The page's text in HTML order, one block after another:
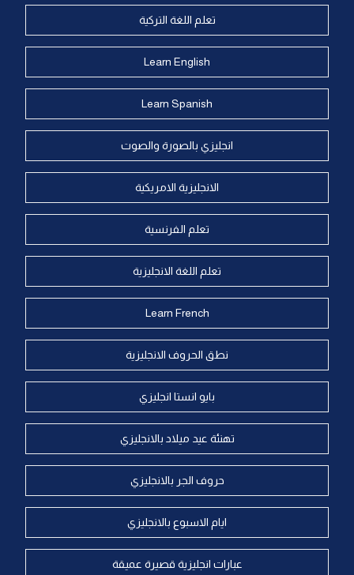
تعلم اللغة التركية
Learn English
Learn Spanish
انجليزي بالصورة والصوت
الانجليزية الامريكية
تعلم الفرنسية
تعلم اللغة الانجليزية
Learn French
نطق الحروف الانجليزية
بايو انستا انجليزي
تهنئة عيد ميلاد بالانجليزي
حروف الجر بالانجليزي
ايام الاسبوع بالانجليزي
عبارات انجليزية قصيرة عميقة